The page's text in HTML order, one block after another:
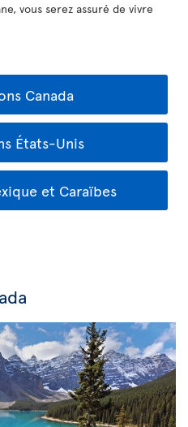
vous serez assuré de vivre
Canada
États-Unis
et Caraïbes